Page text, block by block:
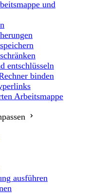
und
entschlüsseln
binden
Arbeitsmappe
ausführen